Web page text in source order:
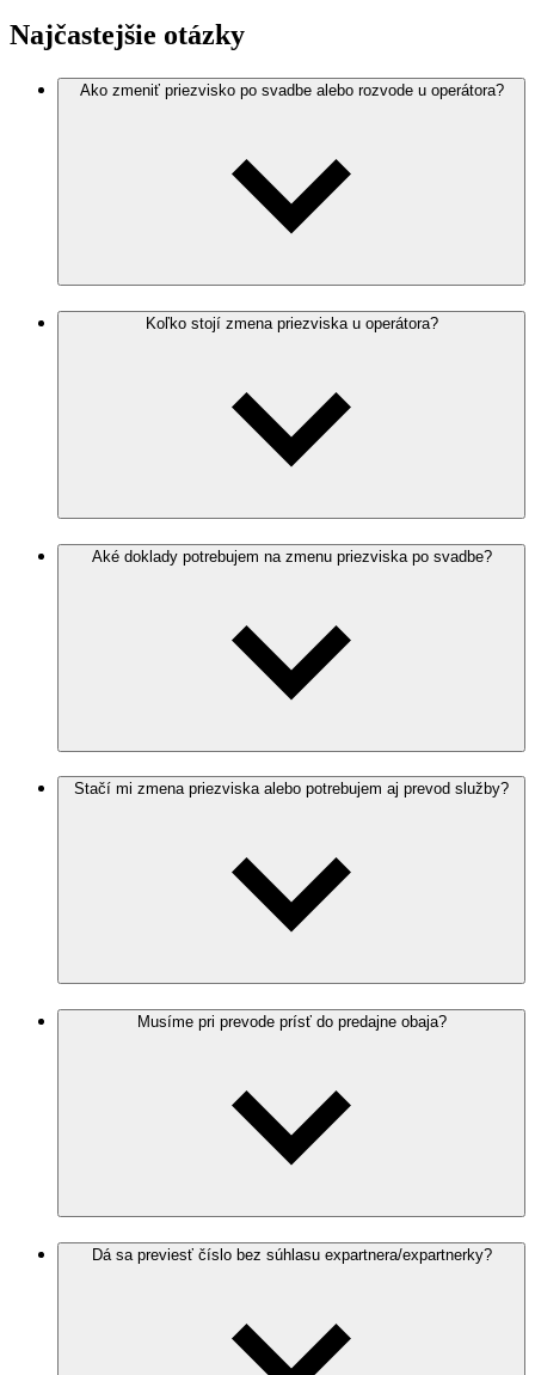
Najčastejšie otázky
Ako zmeniť priezvisko po svadbe alebo rozvode u operátora?
Koľko stojí zmena priezviska u operátora?
Aké doklady potrebujem na zmenu priezviska po svadbe?
Stačí mi zmena priezviska alebo potrebujem aj prevod služby?
Musíme pri prevode prísť do predajne obaja?
Dá sa previesť číslo bez súhlasu expartnera/expartnerky?